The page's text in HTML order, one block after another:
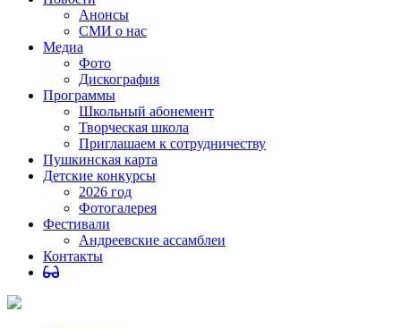
Анонсы
СМИ о нас
Медиа
Фото
Дискография
Программы
Школьный абонемент
Творческая школа
Приглашаем к сотрудничеству
Пушкинская карта
Детские конкурсы
2026 год
Фотогалерея
Фестивали
Андреевские ассамблеи
Контакты